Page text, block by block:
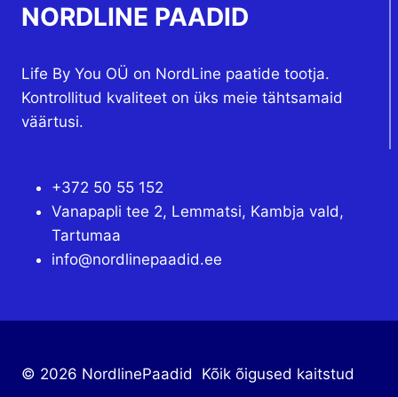
NORDLINE PAADID
Life By You OÜ on NordLine paatide tootja.
Kontrollitud kvaliteet on üks meie tähtsamaid
väärtusi.
+372 50 55 152
Vanapapli tee 2, Lemmatsi, Kambja vald,
Tartumaa
info@nordlinepaadid.ee
© 2026 NordlinePaadid Kõik õigused kaitstud